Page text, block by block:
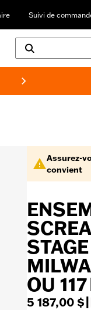
Suivi de
Assurez-
convient
OU
5 187,00 $